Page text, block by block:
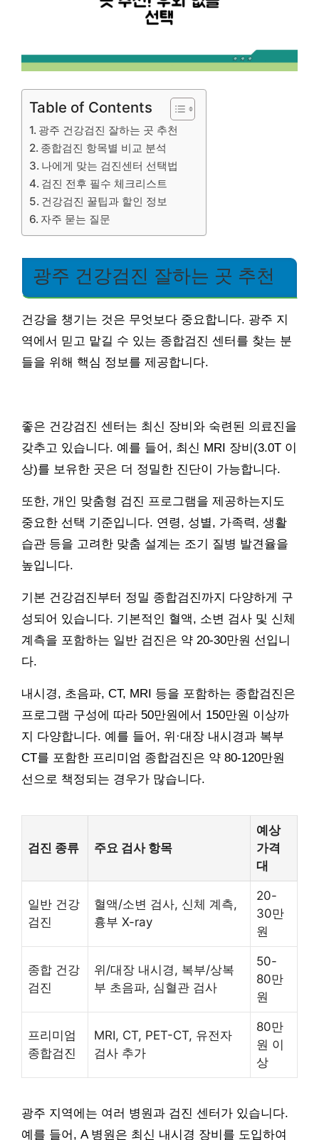
Table of Contents
광주 건강검진 잘하는 곳 추천
종합검진 항목별 비교 분석
나에게 맞는 검진센터 선택법
검진 전후 필수 체크리스트
건강검진 꿀팁과 할인 정보
자주 묻는 질문
광주 건강검진 잘하는 곳 추천
건강을 챙기는 것은 무엇보다 중요합니다. 광주 지
역에서 믿고 맡길 수 있는 종합검진 센터를 찾는 분
들을 위해 핵심 정보를 제공합니다.
좋은 건강검진 센터는 최신 장비와 숙련된 의료진을
갖추고 있습니다. 예를 들어, 최신 MRI 장비(3.0T 이
상)를 보유한 곳은 더 정밀한 진단이 가능합니다.
또한, 개인 맞춤형 검진 프로그램을 제공하는지도
중요한 선택 기준입니다. 연령, 성별, 가족력, 생활
습관 등을 고려한 맞춤 설계는 조기 질병 발견율을
높입니다.
기본 건강검진부터 정밀 종합검진까지 다양하게 구
성되어 있습니다. 기본적인 혈액, 소변 검사 및 신체
계측을 포함하는 일반 검진은 약 20-30만원 선입니
다.
내시경, 초음파, CT, MRI 등을 포함하는 종합검진은
프로그램 구성에 따라 50만원에서 150만원 이상까
지 다양합니다. 예를 들어, 위·대장 내시경과 복부
CT를 포함한 프리미엄 종합검진은 약 80-120만원
선으로 책정되는 경우가 많습니다.
검진 종류 주요 검사 항목
예상
가격
대
일반 건강
검진
혈액/소변 검사, 신체 계측,
흉부 X-ray
20-
30만
원
종합 건강
검진
위/대장 내시경, 복부/상복
부 초음파, 심혈관 검사
50-
80만
원
프리미엄
종합검진
MRI, CT, PET-CT, 유전자
검사 추가
80만
원 이
상
광주 지역에는 여러 병원과 검진 센터가 있습니다.
예를 들어, A 병원은 최신 내시경 장비를 도입하여